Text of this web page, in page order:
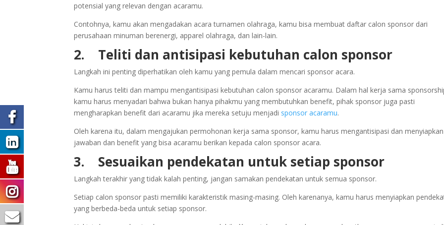
potensial yang relevan dengan acaramu.
Contohnya, kamu akan mengadakan acara turnamen olahraga, kamu bisa membuat daftar calon sponsor dari
perusahaan minuman berenergi, apparel olahraga, dan lain-lain.
2. Teliti dan antisipasi kebutuhan calon sponsor
Langkah ini penting diperhatikan oleh kamu yang pemula dalam mencari sponsor acara.
Kamu harus teliti dan mampu mengantisipasi kebutuhan calon sponsor acaramu. Dalam hal kerja sama
kamu harus menyadari bahwa bukan hanya pihakmu yang membutuhkan benefit, pihak sponsor juga pasti
mengharapkan benefit dari acaramu jika mereka setuju menjadi sponsor acaramu.
Oleh karena itu, dalam mengajukan permohonan kerja sama sponsor, kamu harus mengantisipasi dan menyiapkan
jawaban dan benefit yang bisa acaramu berikan kepada calon sponsor acara.
3. Sesuaikan pendekatan untuk setiap sponsor
Langkah terakhir yang tidak kalah penting, jangan samakan pendekatan untuk semua sponsor.
Setiap calon sponsor pasti memiliki karakteristik masing-masing. Oleh karenanya, kamu harus menyiapkan
yang berbeda-beda untuk setiap sponsor.